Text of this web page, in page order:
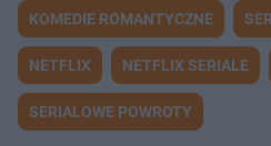
KOMEDIE ROMANTYCZNE
NETFLIX NETFLIX SERIALE
SERIALOWE POWROTY